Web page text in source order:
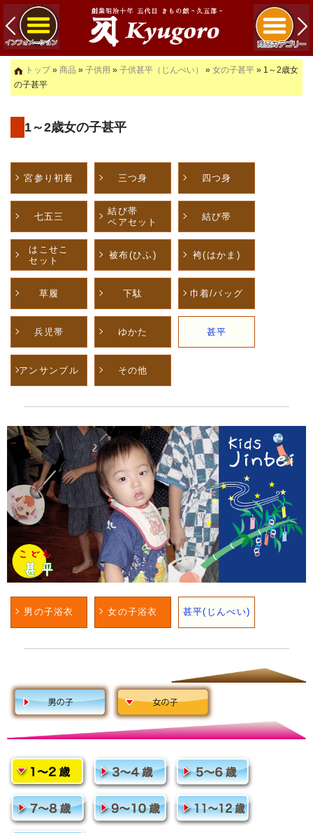
トップ» 商品 » 子供用 » 子供甚平（じんべい） » 女の子甚平 » 1～2歳女
の子甚平
1～2歳女の子甚平
宮参り初着 三つ身 四つ身
七五三
結び帯
ペアセット
結び帯
はこせこ
セット
被布(ひふ) 袴(はかま)
草履 下駄 巾着/バッグ
兵児帯 ゆかた 甚平
アンサンブル その他
男の子浴衣 女の子浴衣 甚平(じんべい)